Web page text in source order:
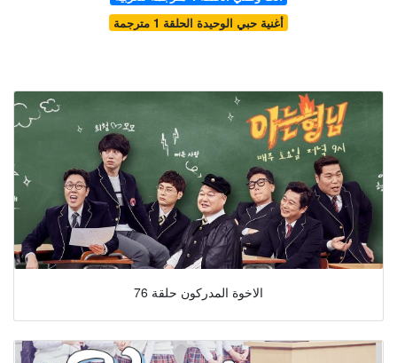
أغنية حبي الوحيدة الحلقة 1 مترجمة
الاخوة المدركون حلقة 76